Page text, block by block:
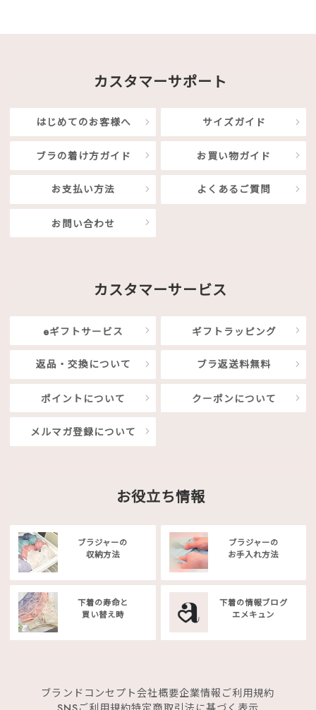
カスタマーサポート
はじめてのお客様へ サイズガイド
ブラの着け方ガイド お買い物ガイド
お支払い方法 よくあるご質問
お問い合わせ
カスタマーサービス
eギフトサービス ギフトラッピング
返品・交換について ブラ返送料無料
ポイントについて クーポンについて
メルマガ登録について
お役立ち情報
ブラジャーの
収納方法
ブラジャーの
お手入れ方法
下着の寿命と
買い替え時
下着の情報ブログ
エメキュン
ブランドコンセプト会社概要企業情報 ご利用規約